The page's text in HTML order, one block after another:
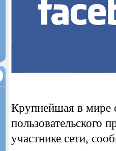
Крупнейшая в мире
пользовательского
участнике сети,